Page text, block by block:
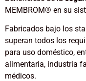
MEMBROM® en su
Fabricados bajo los
superan todos los
para uso doméstico,
alimentaria, industria
médicos.